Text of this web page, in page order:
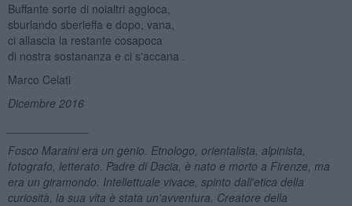
Buffante sorte di noialtri aggioca,
sburlando sberleffa e dopo, vana,
ci allascia la restante cosapoca
di nostra sostananza e ci s'accana .
Marco Celati
Dicembre 2016
Fosco Maraini era un genio. Etnologo, orientalista, alpinista,
fotografo, letterato. Padre di Dacia, è nato e morto a Firenze, ma
era un giramondo. Intellettuale vivace, spinto dall'etica della
curiosità, la sua vita è stata un'avventura. Creatore della